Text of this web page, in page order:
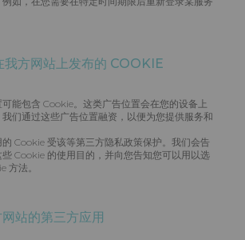
方网站上发布的 COOKIE
能包含 Cookie。这类广告位置会在您的设备上
们通过这些广告位置融资，以便为您提供服务和
Cookie 受该等第三方隐私政策保护。我们会告
Cookie 的使用目的，并向您告知您可以用以选
方法。
站的第三方应用